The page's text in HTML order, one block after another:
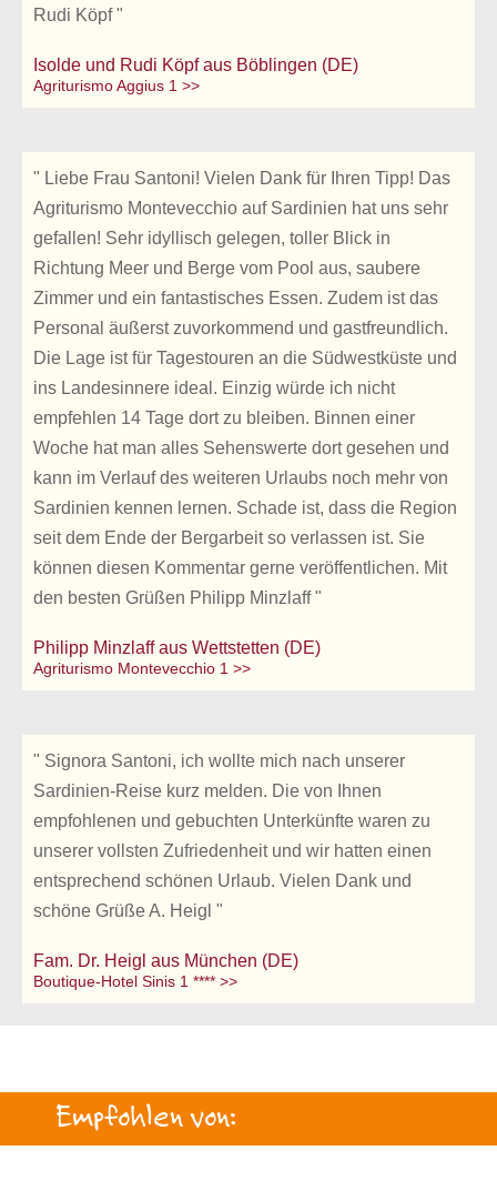
Rudi Köpf "
Isolde und Rudi Köpf aus Böblingen (DE)
Agriturismo Aggius 1 >>
" Liebe Frau Santoni! Vielen Dank für Ihren Tipp! Das
Agriturismo Montevecchio auf Sardinien hat uns sehr
gefallen! Sehr idyllisch gelegen, toller Blick in
Richtung Meer und Berge vom Pool aus, saubere
Zimmer und ein fantastisches Essen. Zudem ist das
Personal äußerst zuvorkommend und gastfreundlich.
Die Lage ist für Tagestouren an die Südwestküste und
ins Landesinnere ideal. Einzig würde ich nicht
empfehlen 14 Tage dort zu bleiben. Binnen einer
Woche hat man alles Sehenswerte dort gesehen und
kann im Verlauf des weiteren Urlaubs noch mehr von
Sardinien kennen lernen. Schade ist, dass die Region
seit dem Ende der Bergarbeit so verlassen ist. Sie
können diesen Kommentar gerne veröffentlichen. Mit
den besten Grüßen Philipp Minzlaff "
Philipp Minzlaff aus Wettstetten (DE)
Agriturismo Montevecchio 1 >>
" Signora Santoni, ich wollte mich nach unserer
Sardinien-Reise kurz melden. Die von Ihnen
empfohlenen und gebuchten Unterkünfte waren zu
unserer vollsten Zufriedenheit und wir hatten einen
entsprechend schönen Urlaub. Vielen Dank und
schöne Grüße A. Heigl "
Fam. Dr. Heigl aus München (DE)
Boutique-Hotel Sinis 1 **** >>
Empfohlen von: